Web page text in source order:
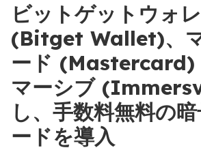
ビットゲットウォ
(Bitget Wallet)、
ード (Mastercard)
マーシブ
し、手数料無料の
ードを導入